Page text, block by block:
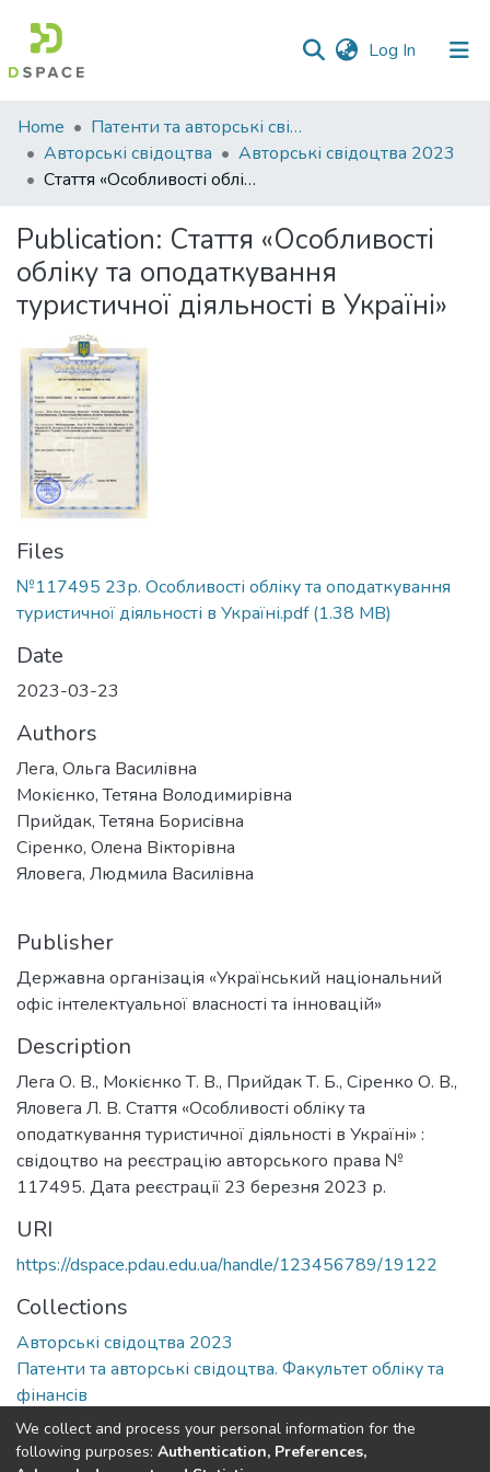
Log In (current)
Communities
&
Collections
Statistics
Home
Патенти та авторські свідоцтва
Авторські свідоцтва
Авторські свідоцтва 2023
Стаття «Особливості обліку та оподаткування туристичної діяльності в Україні»
Publication: Стаття «Особливості
обліку та оподаткування
туристичної діяльності в Україні»
Files
№117495 23р. Особливості обліку та оподаткування
туристичної діяльності в Україні.pdf(1.38 MB)
Date
2023-03-23
Authors
Лега, Ольга Василівна
Мокієнко, Тетяна Володимирівна
Прийдак, Тетяна Борисівна
Сіренко, Олена Вікторівна
Яловега, Людмила Василівна
Publisher
Державна організація «Український національний
офіс інтелектуальної власності та інновацій»
Description
Лега О. В., Мокієнко Т. В., Прийдак Т. Б., Сіренко О. В.,
Яловега Л. В. Стаття «Особливості обліку та
оподаткування туристичної діяльності в Україні» :
свідоцтво на реєстрацію авторського права №
117495. Дата реєстрації 23 березня 2023 р.
URI
https://dspace.pdau.edu.ua/handle/123456789/19122
Collections
Авторські свідоцтва 2023
Патенти та авторські свідоцтва. Факультет обліку та
фінансів
Full item page
We collect and process your personal information for the
following purposes: Authentication, Preferences,